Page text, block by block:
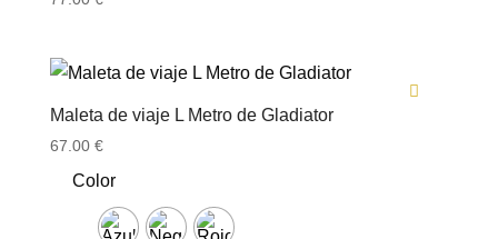
Maleta de viaje L Metro de Gladiator
67.00 €
Color